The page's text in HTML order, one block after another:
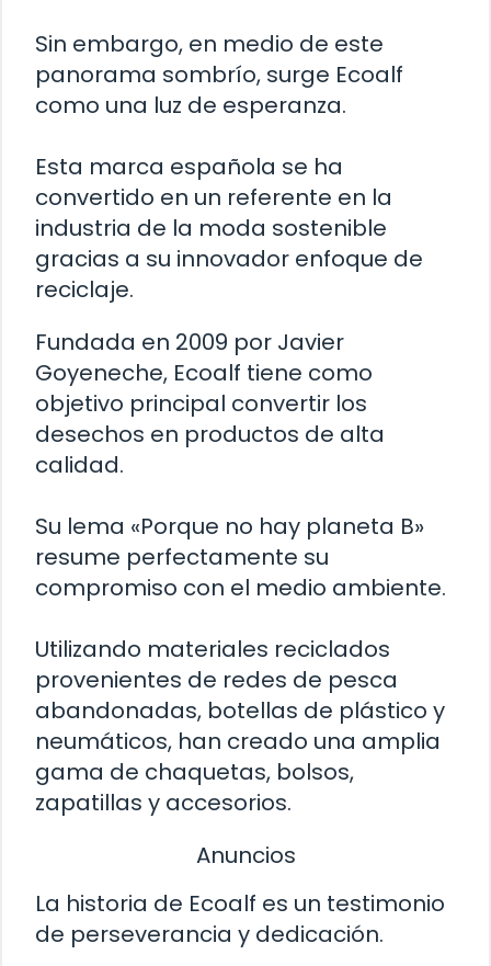
Sin embargo, en medio de este
panorama sombrío, surge Ecoalf
como una luz de esperanza.
Esta marca española se ha
convertido en un referente en la
industria de la moda sostenible
gracias a su innovador enfoque de
reciclaje.
Fundada en 2009 por Javier
Goyeneche, Ecoalf tiene como
objetivo principal convertir los
desechos en productos de alta
calidad.
Su lema «Porque no hay planeta B»
resume perfectamente su
compromiso con el medio ambiente.
Utilizando materiales reciclados
provenientes de redes de pesca
abandonadas, botellas de plástico y
neumáticos, han creado una amplia
gama de chaquetas, bolsos,
zapatillas y accesorios.
Anuncios
La historia de Ecoalf es un testimonio
de perseverancia y dedicación.